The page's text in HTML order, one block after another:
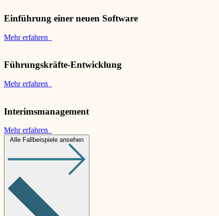
Einführung einer neuen Software
Mehr erfahren
Führungskräfte-Entwicklung
Mehr erfahren
Interimsmanagement
Mehr erfahren
Alle Fallbeispiele ansehen